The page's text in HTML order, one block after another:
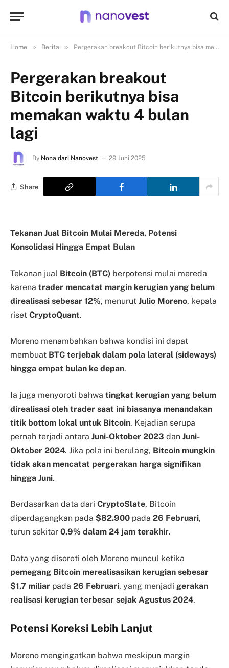
Home » Berita » Pergerakan breakout Bitcoin berikutnya bisa memakan waktu 4 bulan lagi
Pergerakan breakout
Bitcoin berikutnya bisa
memakan waktu 4 bulan
lagi
By Nona dari Nanovest 29 Juni 2025
Share
Tekanan Jual Bitcoin Mulai Mereda, Potensi
Konsolidasi Hingga Empat Bulan
Tekanan jual Bitcoin (BTC) berpotensi mulai mereda
karena trader mencatat margin kerugian yang belum
direalisasi sebesar 12%, menurut Julio Moreno, kepala
riset CryptoQuant.
Moreno menambahkan bahwa kondisi ini dapat
membuat BTC terjebak dalam pola lateral (sideways)
hingga empat bulan ke depan.
Ia juga menyoroti bahwa tingkat kerugian yang belum
direalisasi oleh trader saat ini biasanya menandakan
titik bottom lokal untuk Bitcoin. Kejadian serupa
pernah terjadi antara Juni-Oktober 2023 dan Juni-
Oktober 2024. Jika pola ini berulang, Bitcoin mungkin
tidak akan mencatat pergerakan harga signifikan
hingga Juni.
Berdasarkan data dari CryptoSlate, Bitcoin
diperdagangkan pada $82.900 pada 26 Februari,
turun sekitar 0,9% dalam 24 jam terakhir.
Data yang disoroti oleh Moreno muncul ketika
pemegang Bitcoin merealisasikan kerugian sebesar
$1,7 miliar pada 26 Februari, yang menjadi gerakan
realisasi kerugian terbesar sejak Agustus 2024.
Potensi Koreksi Lebih Lanjut
Moreno mengingatkan bahwa meskipun margin